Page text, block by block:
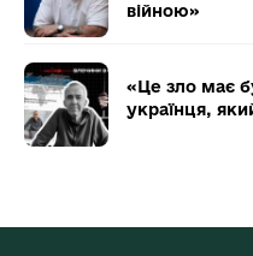
війною»
«Це зло має
українця,